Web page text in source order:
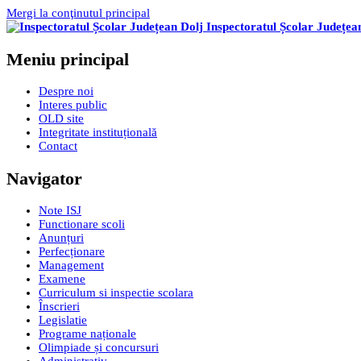
Mergi la conţinutul principal
Inspectoratul Școlar
Meniu principal
Despre noi
Interes public
OLD site
Integritate instituțională
Contact
Navigator
Note ISJ
Functionare scoli
Anunțuri
Perfecționare
Management
Examene
Curriculum si inspectie scolara
Înscrieri
Legislatie
Programe naționale
Olimpiade și concursuri